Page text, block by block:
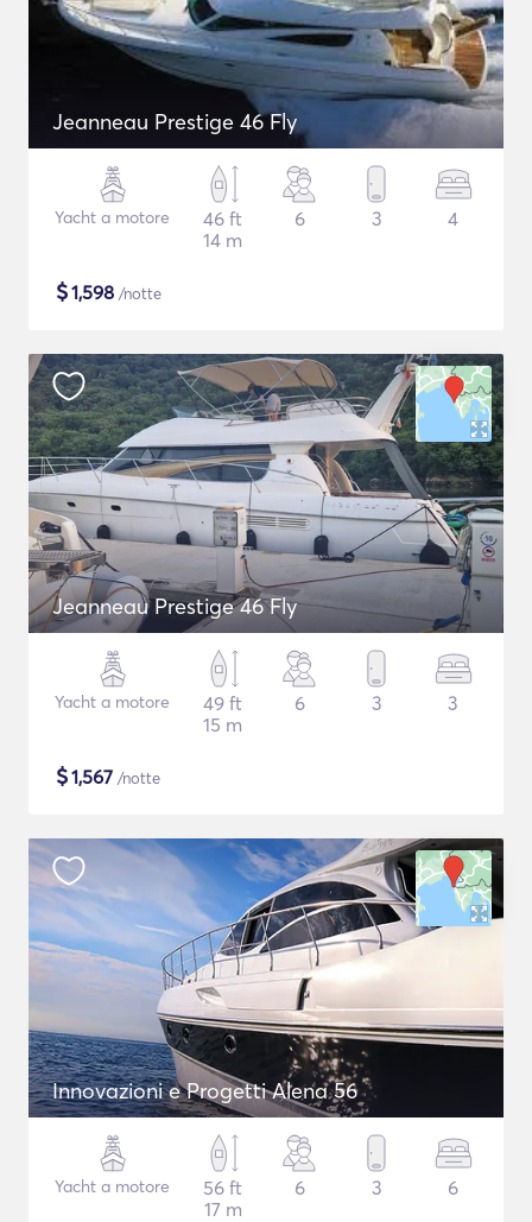
Jeanneau Prestige 46 Fly
Yacht a motore
46 ft
14 m
6 3 4
$1,598 /notte
Jeanneau Prestige 46 Fly
Yacht a motore
49 ft
15 m
6 3 3
$1,567 /notte
Innovazioni e Progetti Alena 56
Yacht a motore
56 ft
17 m
6 3 6